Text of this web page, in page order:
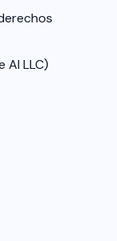
AI LLC)